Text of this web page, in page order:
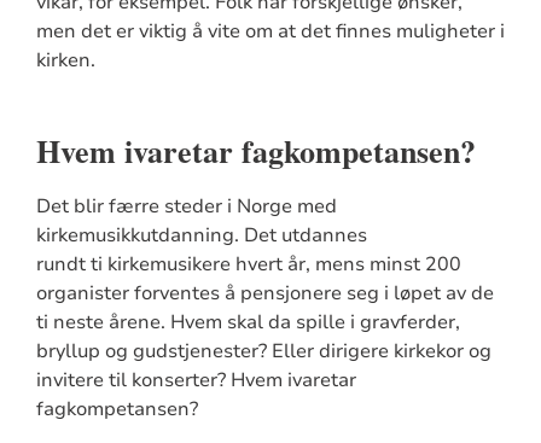
men det er viktig å vite om at det finnes muligheter i
kirken.
Hvem ivaretar fagkompetansen?
Det blir færre steder i Norge med
kirkemusikkutdanning. Det utdannes
rundt ti kirkemusikere hvert år, mens minst 200
organister forventes å pensjonere seg i løpet av de
ti neste årene. Hvem skal da spille i gravferder,
bryllup og gudstjenester? Eller dirigere kirkekor og
invitere til konserter?Hvem ivaretar
fagkompetansen?